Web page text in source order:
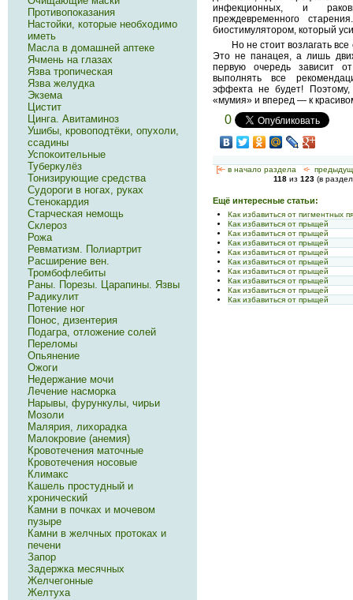
инфекционных, и
преждевременного
биостимулятором, который
Но не стоит возлагать
Это не панацея, а лишь
первую очередь зависит
выполнять все
эффекта не будет! Поэтому,
«мумия» и вперед — к
0
[<— в начало раздела <-
118 из 123 (в
Ещё интересные статьи:
Как избавиться от пигментных
Как избавиться от прыщей
Как избавиться от прыщей
Как избавиться от прыщей
Как избавиться от прыщей
Как избавиться от прыщей
Как избавиться от прыщей
Как избавиться от прыщей
Как избавиться от прыщей
Как избавиться от прыщей
Противопоказания
Настойки, которые необходимо
иметь
Масла в домашней аптеке
Ячмень на глазах
Язва тропическая
Язва желудка
Экзема
Цистит
Цинга. Авитаминоз
Ушибы, кровоподтёки, опухоли,
ссадины
Успокоительные
Туберкулёз
Тонизирующие средства
Судороги в ногах, руках
Стенокардия
Старческая немощь
Склероз
Рожа
Ревматизм. Полиартрит
Расширение вен.
Тромбофлебиты
Раны. Порезы. Царапины. Язвы
Радикулит
Потение ног
Понос, дизентерия
Подагра, отложение солей
Переломы
Опьянение
Ожоги
Недержание мочи
Лечение насморка
Нарывы, фурункулы, чирьи
Мозоли
Малярия, лихорадка
Малокровие (анемия)
Кровотечения маточные
Кровотечения носовые
Климакс
Кашель простудный и
хронический
Камни в почках и мочевом
пузыре
Камни в желчных протоках и
печени
Запор
Задержка месячных
Желчегонные
Желтуха